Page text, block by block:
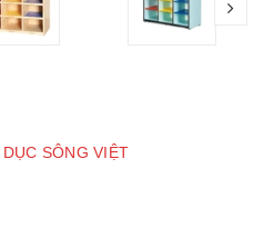
SÔNG VIỆT